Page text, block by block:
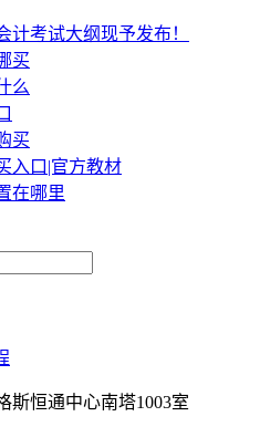
计考试大纲现予发布！
买
么
买
入口|官方教材
在哪里
斯恒通中心南塔1003室